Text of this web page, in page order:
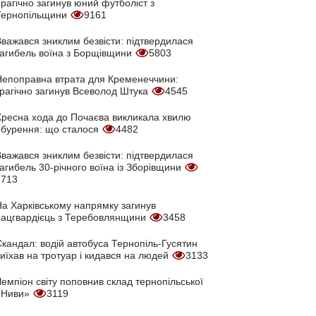
Трагічно загинув юний футболіст з
9161
зниклим безвісти: підтвердилася
воїна з Борщівщини
5803
втрата для Кременеччини:
загинув Всеволод Штука
4545
хода до Почаєва викликала хвилю
що сталося
4482
зниклим безвісти: підтвердилася
30-річного воїна із Зборівщини
Харківському напрямку загинув
з Теребовлянщини
3458
водій автобуса Тернопіль-Гусятин
на тротуар і кидався на людей
3133
світу поповнив склад тернопільської
3119